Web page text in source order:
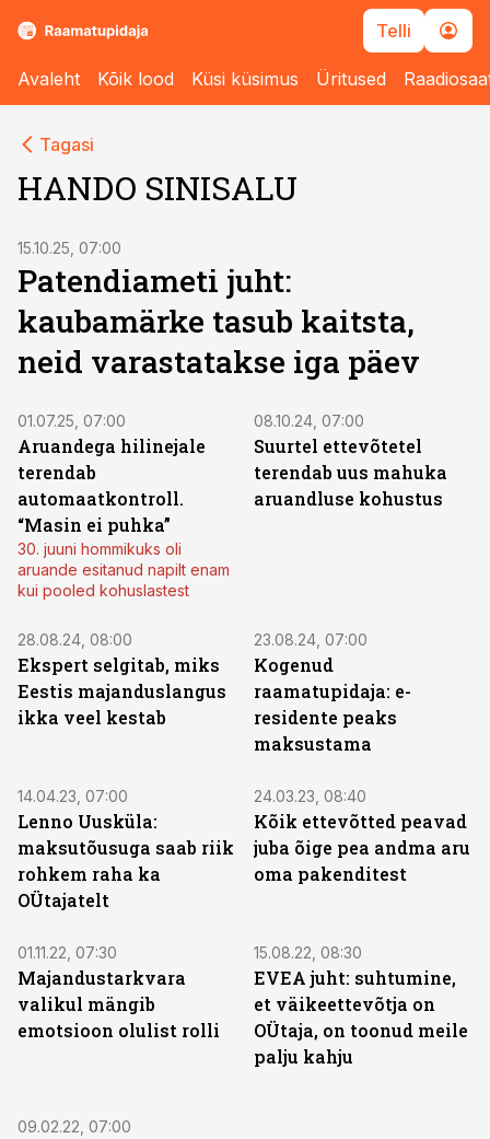
Telli
Avaleht Kõik lood Küsi küsimus Üritused
Tagasi
HANDO SINISALU
15.10.25, 07:00
Patendiameti juht:
kaubamärke tasub kaitsta,
neid varastatakse iga päev
01.07.25, 07:00
Aruandega hilinejale
terendab
automaatkontroll.
“Masin ei puhka”
30. juuni hommikuks oli
aruande esitanud napilt enam
kui pooled kohuslastest
08.10.24, 07:00
Suurtel ettevõtetel
terendab uus mahuka
aruandluse kohustus
28.08.24, 08:00
Ekspert selgitab, miks
Eestis majanduslangus
ikka veel kestab
23.08.24, 07:00
Kogenud
raamatupidaja: e-
residente peaks
maksustama
14.04.23, 07:00
Lenno Uusküla:
maksutõusuga saab riik
rohkem raha ka
OÜtajatelt
24.03.23, 08:40
Kõik ettevõtted peavad
juba õige pea andma aru
oma pakenditest
01.11.22, 07:30
Majandustarkvara
valikul mängib
emotsioon olulist rolli
15.08.22, 08:30
EVEA juht: suhtumine,
et väikeettevõtja on
OÜtaja, on toonud meile
palju kahju
09.02.22, 07:00